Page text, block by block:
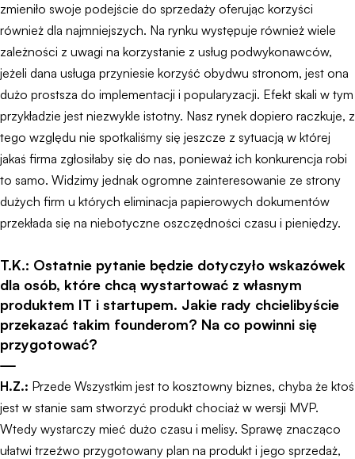
zmieniło swoje podejście do sprzedaży oferując korzyści
również dla najmniejszych. Na rynku występuje również wiele
zależności z uwagi na korzystanie z usług podwykonawców,
jeżeli dana usługa przyniesie korzyść obydwu stronom, jest ona
dużo prostsza do implementacji i popularyzacji. Efekt skali w tym
przykładzie jest niezwykle istotny. Nasz rynek dopiero raczkuje, z
tego względu nie spotkaliśmy się jeszcze z sytuacją w której
jakaś firma zgłosiłaby się do nas, ponieważ ich konkurencja robi
to samo. Widzimy jednak ogromne zainteresowanie ze strony
dużych firm u których eliminacja papierowych dokumentów
przekłada się na niebotyczne oszczędności czasu i pieniędzy.
T.K.: Ostatnie pytanie będzie dotyczyło wskazówek
dla osób, które chcą wystartować z własnym
produktem IT i startupem. Jakie rady chcielibyście
przekazać takim founderom? Na co powinni się
przygotować?
H.Z.: Przede Wszystkim jest to kosztowny biznes, chyba że ktoś
jest w stanie sam stworzyć produkt chociaż w wersji MVP.
Wtedy wystarczy mieć dużo czasu i melisy. Sprawę znacząco
ułatwi trzeźwo przygotowany plan na produkt i jego sprzedaż,